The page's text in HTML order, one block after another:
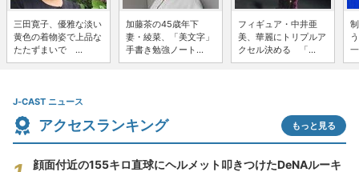
三田寛子、優雅な淡い
黄色の着物姿で上品な
たたずまいで ...
加藤茶の45歳年下
妻・綾菜、「美文字」
手書き勉強ノート...
フィギュア・中井亜
美、華麗にトリプルア
クセル決める 「...
J-CAST ニュース
アクセスランキング もっと見る
顔面付近の155キロ直球にヘルメット叩きつけたDeNAルーキ